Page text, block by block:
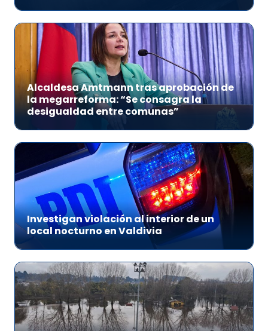
Alcaldesa Amtmann tras aprobación de
la megarreforma: “Se consagra la
desigualdad entre comunas”
Investigan violación al interior de un
local nocturno en Valdivia